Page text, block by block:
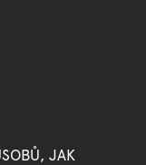
JAK